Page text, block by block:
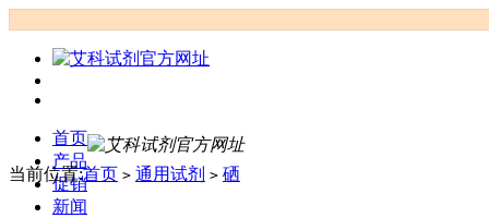
首页
产品
促销
新闻
当前位置:首页 > 通用试剂 > 硒